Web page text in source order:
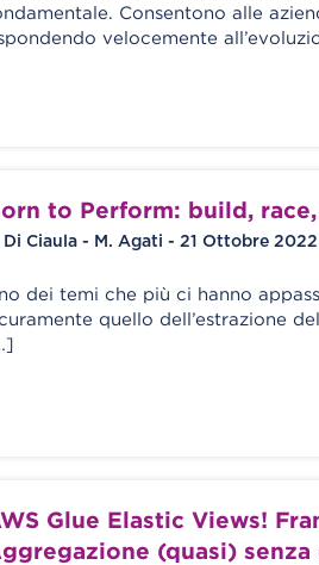
Consentono alle
velocemente
to Perform: build,
Di Ciaula - M. Agati - 21 Ottobre 2022
dei temi che più ci hanno
quello dell’estrazione
Glue Elastic Views!
(quasi) senza